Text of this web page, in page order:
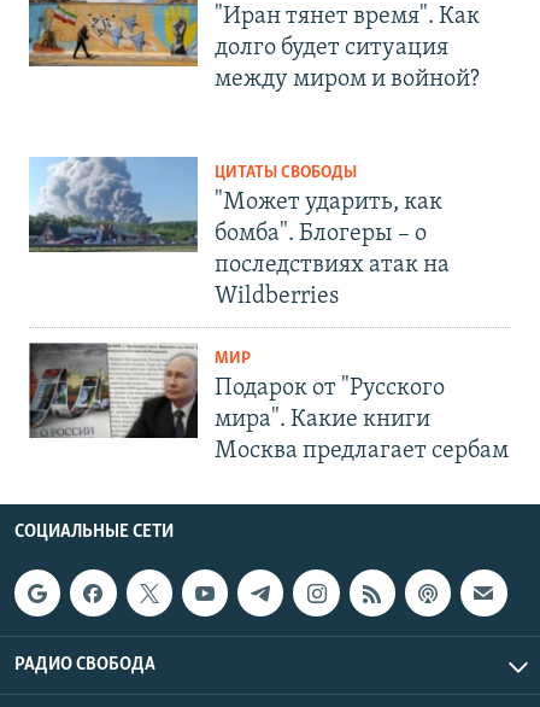
"Иран тянет время". Как
долго будет ситуация
между миром и войной?
ЦИТАТЫ СВОБОДЫ
"Может ударить, как
бомба". Блогеры – о
последствиях атак на
Wildberries
МИР
Подарок от "Русского
мира". Какие книги
Москва предлагает сербам
СОЦИАЛЬНЫЕ СЕТИ
РАДИО СВОБОДА